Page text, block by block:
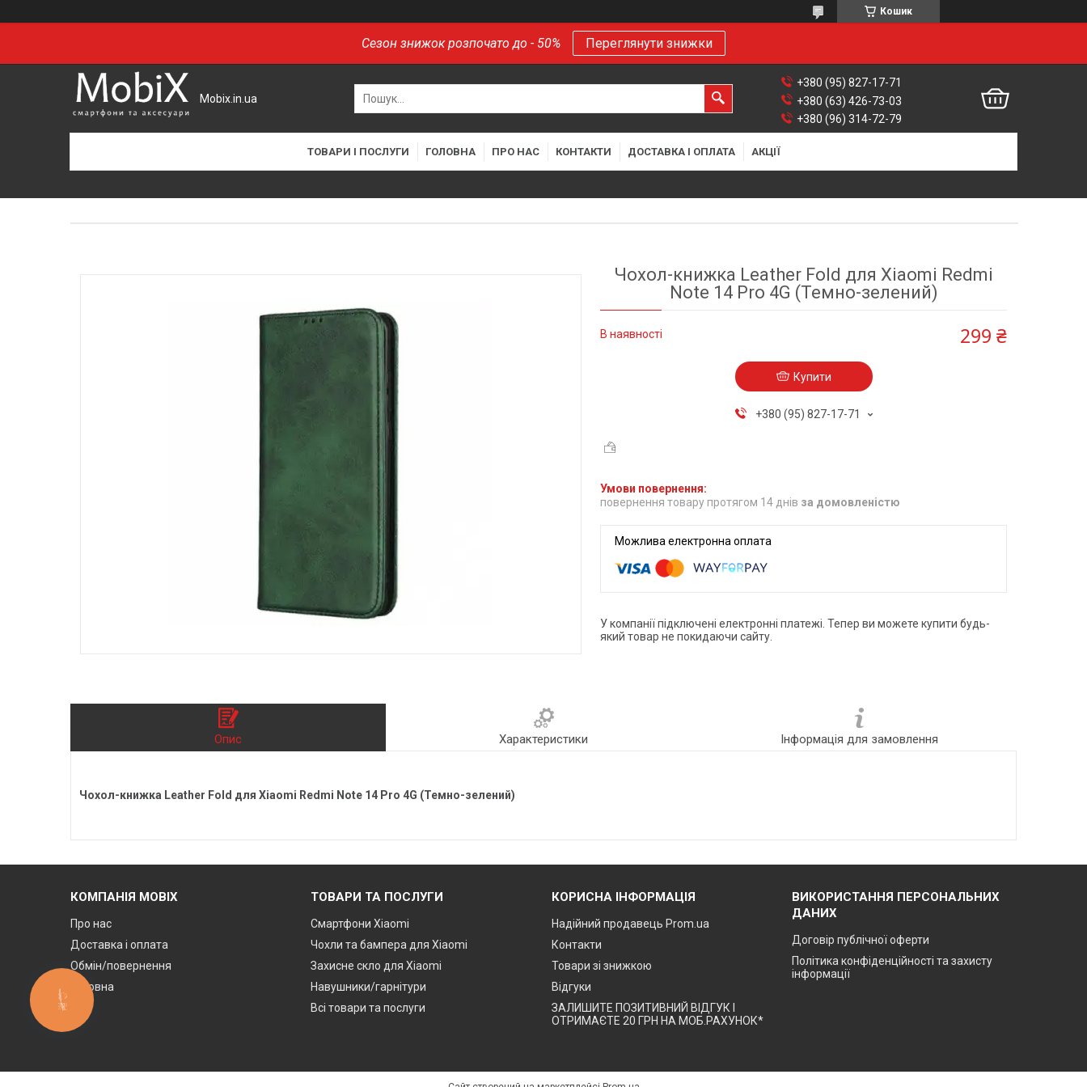
Кошик
Сезон знижок розпочато до - 50% Переглянути знижки
Mobix.in.ua
+380 (95) 827-17-71
+380 (63) 426-73-03
+380 (96) 314-72-79
ТОВАРИ І ПОСЛУГИ ГОЛОВНА ПРО НАС КОНТАКТИ ДОСТАВКА І ОПЛАТА АКЦІЇ
Чохол-книжка Leather Fold для Xiaomi Redmi
Note 14 Pro 4G (Темно-зелений)
В наявності 299 ₴
Купити
+380 (95) 827-17-71
повернення товару протягом 14 днів за домовленістю
У компанії підключені електронні платежі. Тепер ви можете купити будь-
який товар не покидаючи сайту.
Опис Характеристики Інформація для замовлення
Чохол-книжка Leather Fold для Xiaomi Redmi Note 14 Pro 4G (Темно-зелений)
КОМПАНІЯ MOBIX
Про нас
Доставка і оплата
Обмін/повернення
Головна
ТОВАРИ ТА ПОСЛУГИ
Смартфони Xiaomi
Чохли та бампера для Xiaomi
Захисне скло для Xiaomi
Навушники/гарнітури
Всі товари та послуги
КОРИСНА ІНФОРМАЦІЯ
Надійний продавець Prom.ua
Контакти
Товари зі знижкою
Відгуки
ЗАЛИШИТЕ ПОЗИТИВНИЙ ВІДГУК І
ОТРИМАЄТЕ 20 ГРН НА МОБ.РАХУНОК*
ВИКОРИСТАННЯ ПЕРСОНАЛЬНИХ
ДАНИХ
Договір публічної оферти
Політика конфіденційності та захисту
інформації
КНОПКА
ЗВ'ЯЗКУ